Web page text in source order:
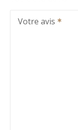
Votre avis